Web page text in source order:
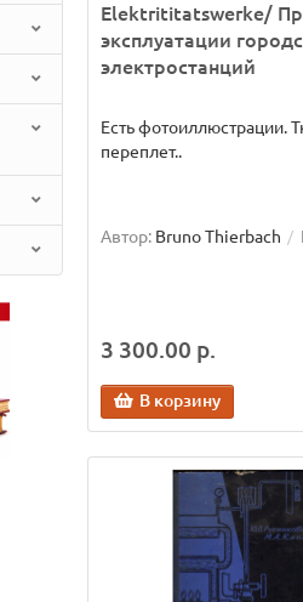
Elektrititatswerke/
эксплуатации
электростанций
Есть фотоиллюстрации.
переплет..
Автор: Bruno Thierbach
3 300.00 р.
В корзину